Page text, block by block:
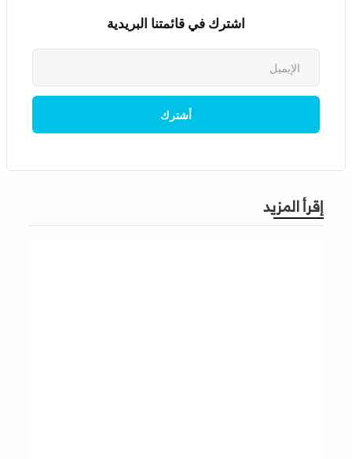
اشترك في قائمتنا البريدية
إقرأ المزيد